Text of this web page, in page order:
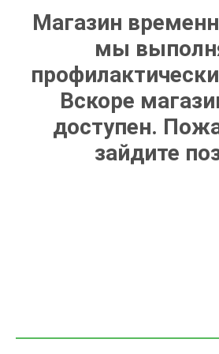
Магазин
мы
Вскоре
доступен.
зайдите